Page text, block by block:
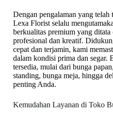
Dengan pengalaman yang
Lexa Florist selalu
berkualitas premium yang
profesional dan kreatif.
cepat dan terjamin, kami
dalam kondisi prima dan segar.
tersedia, mulai dari bunga
standing, bunga meja, hingga
penting Anda.
Kemudahan Layanan di Toko